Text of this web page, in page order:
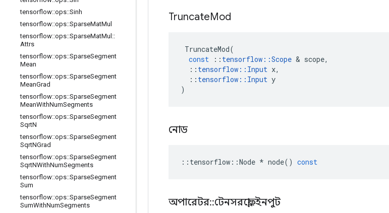
tensorflow::ops::Sinh
tensorflow::ops::SparseMatMul
tensorflow::ops::SparseMatMul ::
Attrs
tensorflow::ops::SparseSegment
Mean
tensorflow::ops::SparseSegment
MeanGrad
tensorflow::ops::SparseSegment
MeanWithNumSegments
tensorflow::ops::SparseSegment
SqrtN
tensorflow::ops::SparseSegment
SqrtNGrad
tensorflow::ops::SparseSegment
SqrtNWithNumSegments
tensorflow::ops::SparseSegment
Sum
tensorflow::ops::SparseSegment
SumWithNumSegments
TruncateMod
TruncateMod(
const
:: tensorflow ::Scope & scope,
:: tensorflow :: Input x,
:: tensorflow :: Input y
)
নোড
:: tensorflow ::Node * node() const
অপারেটর::টেনসরফ্লো::ইনপুট